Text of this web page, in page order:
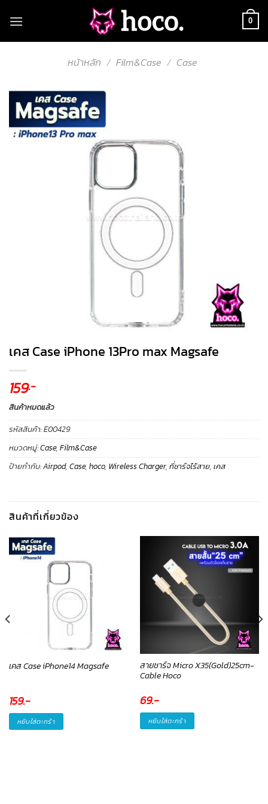
0
หน้าหลัก / Film&Case / Case
เคส Case iPhone 13Pro max Magsafe
159.-
สินค้าหมดแล้ว
รหัสสินค้า:E00429
หมวดหมู่:Case, Film&Case
ป้ายกำกับ:Airpod, Case, hoco, Wireless Charger, ที่ชาร์จไร้สาย, เคส
สินค้าที่เกี่ยวข้อง
เคส Case iPhone14 Magsafe
159.-
หยิบใส่ตะกร้า
สายชาร์จ Micro X35(Gold)25cm-
Cable Hoco
69.-
หยิบใส่ตะกร้า